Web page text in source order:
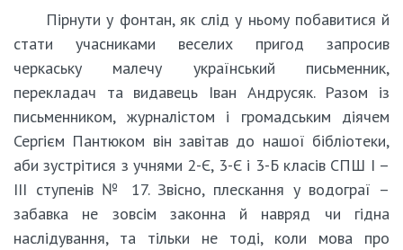
Пірнути у фонтан, як слід у ньому побавитися й
стати учасниками веселих пригод запросив
черкаську малечу український письменник,
перекладач та видавець Іван Андрусяк. Разом із
письменником, журналістом і громадським діячем
Сергієм Пантюком він завітав до нашої бібліотеки,
аби зустрітися з учнями 2-Є, 3-Є і 3-Б класів СПШ І –
ІІІ ступенів № 17. Звісно, плескання у водограї –
забавка не зовсім законна й навряд чи гідна
наслідування, та тільки не тоді, коли мова про